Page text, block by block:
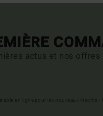
actus et nos offres